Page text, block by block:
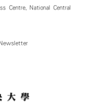
Centre, National Central
Newsletter